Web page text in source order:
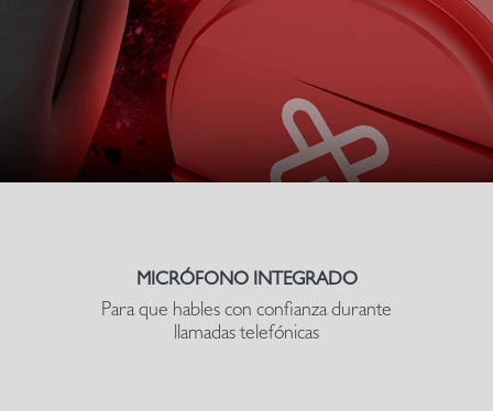
MICRÓFONO INTEGRADO
Para que hables con confianza durante
llamadas telefónicas